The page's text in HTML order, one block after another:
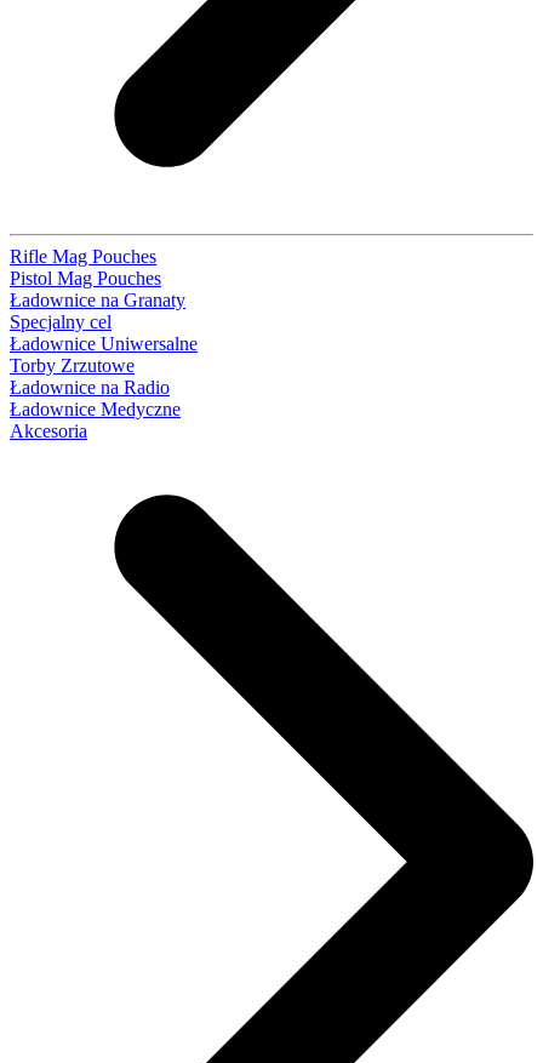
Rifle Mag Pouches
Pistol Mag Pouches
Ładownice na Granaty
Specjalny cel
Ładownice Uniwersalne
Torby Zrzutowe
Ładownice na Radio
Ładownice Medyczne
Akcesoria